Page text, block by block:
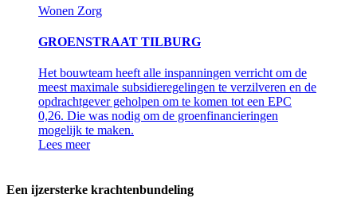
Wonen Zorg
GROENSTRAAT TILBURG
Het bouwteam heeft alle inspanningen verricht om de
meest maximale subsidieregelingen te verzilveren en de
opdrachtgever geholpen om te komen tot een EPC
0,26. Die was nodig om de groenfinancieringen
mogelijk te maken.
Lees meer
Een ijzersterke krachtenbundeling